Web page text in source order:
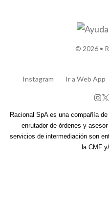
© 2026 •
Instagram Ir a Web App
Racional SpA es una compañía
enrutador de órdenes y
servicios de intermediación son
la CMF